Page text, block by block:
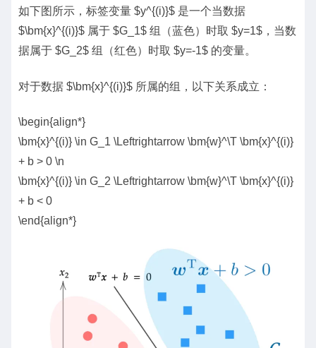
如下图所示，标签变量 $y^{(i)}$ 是一个当数据
$\bm{x}^{(i)}$ 属于 $G_1$ 组（蓝色）时取 $y=1$，当数
据属于 $G_2$ 组（红色）时取 $y=-1$ 的变量。
对于数据 $\bm{x}^{(i)}$ 所属的组，以下关系成立：
\begin{align*}
\bm{x}^{(i)} \in G_1 \Leftrightarrow \bm{w}^\T \bm{x}^{(i)}
+ b > 0 \n
\bm{x}^{(i)} \in G_2 \Leftrightarrow \bm{w}^\T \bm{x}^{(i)}
+ b < 0
\end{align*}